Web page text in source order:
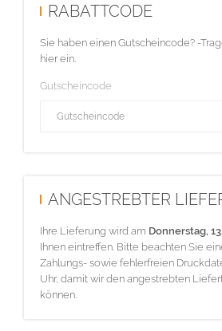
RABATTCODE
Sie haben einen Gutscheincode? -
hier ein.
Gutscheincode
ANGESTREBTER
Ihre Lieferung wird am Donnerstag,
Ihnen eintreffen. Bitte beachten Sie
Zahlungs- sowie fehlerfreien
Uhr, damit wir den angestrebten
können.